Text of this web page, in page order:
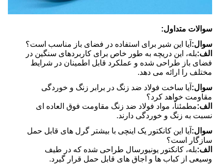
سوالات متداول:
سوال: آیا این شیر برای استفاده در فضای باز مناسب است؟
الف:بله، این دریچه به طور خاص برای کاربردهای سنگین در
فضای باز طراحی شده و عملکرد قابل اطمینان در شرایط
مختلف را ارائه می دهد.
سوال: آیا ساخت فولاد ضد زنگ در برابر زنگ و خوردگی
مقاومت خواهد کرد؟
الف:مطمئناً، مواد فولاد ضد زنگ مقاومت فوق العاده ای
نسبت به زنگ و خوردگی دارند.
سوال: آیا این کانکتور یک اینچی با بیشتر گرل های قابل حمل
سازگار است؟
الف:بله، کانکتور یونیورسال طراحی شده که در طیف
وسیعی از کباب ها و اجاق های قابل حمل قرار گیرد.